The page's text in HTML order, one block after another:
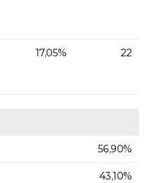
17,05% 22
56,90%
43,10%